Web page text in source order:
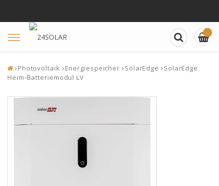
Toggle
Photovoltaik Energiespeicher SolarEdge
SolarEdge
Heim-Batteriemodul LV